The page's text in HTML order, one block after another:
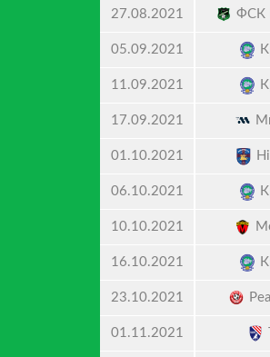
27.08.2021 ФСК
05.09.2021
11.09.2021
17.09.2021
01.10.2021
06.10.2021
10.10.2021
16.10.2021
23.10.2021
01.11.2021